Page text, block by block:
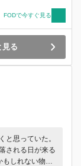
愛は──。そし
ら正樹と冴は再
は妻がいた――。
ナー”という昨
士・男同士のバ
大人の人間模様
性、エキセント
純愛＆ドロドロ
トの幕が上が
FODで今すぐ見る
見る
と思っていた。
される日が来る
しれない物語”